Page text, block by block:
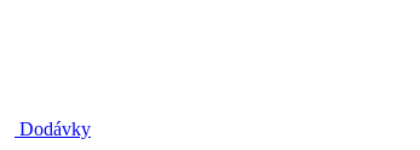
Dodávky